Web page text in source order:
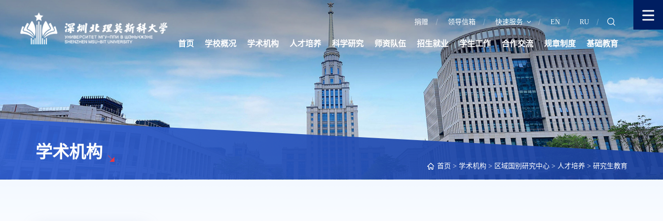
捐赠 领导信箱 快速服务 EN RU
首页 学校概况 学术机构 人才培养 科学研究 师资队伍 招生就业 学生工作 合作交流 规章制度 基础教育
学术机构
首页 > 学术机构 > 区域国别研究中心 > 人才培养 > 研究生教育